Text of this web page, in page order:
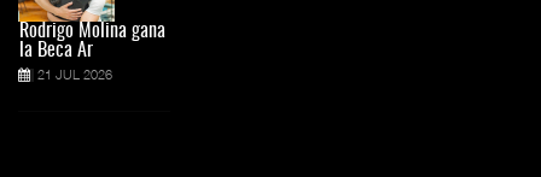
Rodrigo Molina gana
la Beca Ar
21 JUL 2026